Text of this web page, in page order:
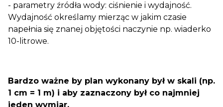
- parametry źródła wody: ciśnienie i wydajność.
Wydajność określamy mierząc w jakim czasie
napełnia się znanej objętości naczynie np. wiaderko
10-litrowe.
Bardzo ważne by plan wykonany był w skali (np.
1 cm = 1 m) i aby zaznaczony był co najmniej
jeden wymiar.